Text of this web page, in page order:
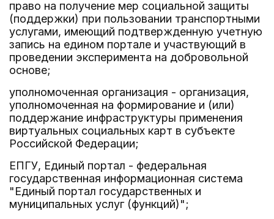
право на получение мер социальной защиты
(поддержки) при пользовании транспортными
услугами, имеющий подтвержденную учетную
запись на едином портале и участвующий в
проведении эксперимента на добровольной
основе;
уполномоченная организация - организация,
уполномоченная на формирование и (или)
поддержание инфраструктуры применения
виртуальных социальных карт в субъекте
Российской Федерации;
ЕПГУ, Единый портал - федеральная
государственная информационная система
"Единый портал государственных и
муниципальных услуг (функций)";